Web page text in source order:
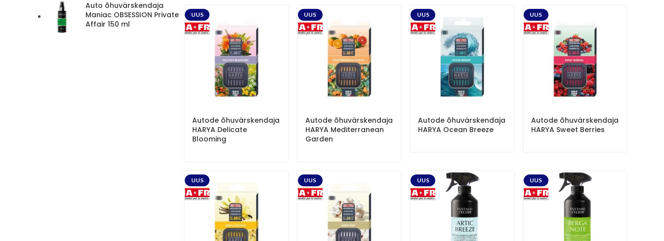
Auto õhuvärskendaja
Maniac OBSESSION Private
Affair 150 ml
UUS
Autode õhuvärskendaja
HARYA Delicate
Blooming
UUS
Autode õhuvärskendaja
HARYA Mediterranean
Garden
UUS
Autode õhuvärskendaja
HARYA Ocean Breeze
UUS
Autode õhuvärskendaja
HARYA Sweet Berries
UUS UUS UUS UUS